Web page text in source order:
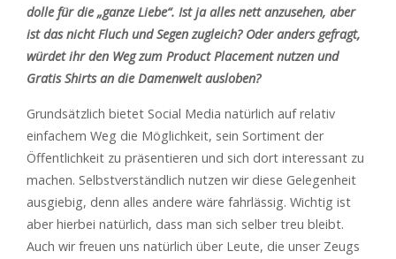
dolle für die „ganze Liebe“. Ist ja alles nett anzusehen, aber
ist das nicht Fluch und Segen zugleich? Oder anders gefragt,
würdet ihr den Weg zum Product Placement nutzen und
Gratis Shirts an die Damenwelt ausloben?
Grundsätzlich bietet Social Media natürlich auf relativ
einfachem Weg die Möglichkeit, sein Sortiment der
Öffentlichkeit zu präsentieren und sich dort interessant zu
machen. Selbstverständlich nutzen wir diese Gelegenheit
ausgiebig, denn alles andere wäre fahrlässig. Wichtig ist
aber hierbei natürlich, dass man sich selber treu bleibt.
Auch wir freuen uns natürlich über Leute, die unser Zeugs